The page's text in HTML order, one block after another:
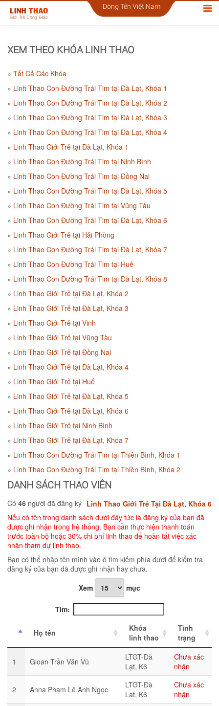
Dòng Tên Việt Nam
XEM THEO KHÓA LINH THAO
Tất Cả Các Khóa
Linh Thao Con Đường Trái Tim tại Đà Lạt, Khóa 1
Linh Thao Con Đường Trái Tim tại Đà Lạt, Khóa 2
Linh Thao Con Đường Trái Tim tại Đà Lạt, Khóa 3
Linh Thao Con Đường Trái Tim tại Đà Lạt, Khóa 4
Linh Thao Giới Trẻ tại Đà Lạt, Khóa 1
Linh Thao Con Đường Trái Tim tại Ninh Bình
Linh Thao Con Đường Trái Tim tại Đồng Nai
Linh Thao Con Đường Trái Tim tại Đà Lạt, Khóa 5
Linh Thao Con Đường Trái Tim tại Vũng Tàu
Linh Thao Con Đường Trái Tim tại Đà Lạt, Khóa 6
Linh Thao Giới Trẻ tại Hải Phòng
Linh Thao Con Đường Trái Tim tại Đà Lạt, Khóa 7
Linh Thao Con Đường Trái Tim tại Huế
Linh Thao Con Đường Trái Tim tại Đà Lạt, Khóa 8
Linh Thao Giới Trẻ tại Đà Lạt, Khóa 2
Linh Thao Giới Trẻ tại Đà Lạt, Khóa 3
Linh Thao Giới Trẻ tại Vinh
Linh Thao Giới Trẻ tại Vũng Tàu
Linh Thao Giới Trẻ tại Đồng Nai
Linh Thao Giới Trẻ tại Đà Lạt, Khóa 4
Linh Thao Giới Trẻ tại Huế
Linh Thao Giới Trẻ tại Đà Lạt, Khóa 5
Linh Thao Giới Trẻ tại Đà Lạt, Khóa 6
Linh Thao Giới Trẻ tại Ninh Bình
Linh Thao Giới Trẻ tại Đà Lạt, Khóa 7
Linh Thao Con Đường Trái Tim tại Thiên Bình, Khóa 1
Linh Thao Con Đường Trái Tim tại Thiên Bình, Khóa 2
DANH SÁCH THAO VIÊN
Linh Thao Giới Trẻ Tại Đà Lạt, Khóa 6
Có 46 người đã đăng ký
Nếu có tên trong danh sách dưới đây tức là đăng ký của bạn đã
được ghi nhận trong hệ thống. Bạn cần thực hiện thanh toán
trước toàn bộ hoặc 30% chi phí linh thao để hoàn tất việc xác
nhận tham dự linh thao.
Bạn có thể nhập tên mình vào ô tìm kiếm phía dưới để kiểm tra
đăng ký của bạn đã được ghi nhận hay chưa.
Xem
mục
Tìm:
Họ tên
Khóa
linh thao
Tình
trạng
1 Gioan Trần Văn Vũ
LTGT-Đà
Lạt, K6
Chưa xác
nhận
2 Anna Phạm Lê Anh Ngọc
LTGT-Đà
Lạt, K6
Chưa xác
nhận